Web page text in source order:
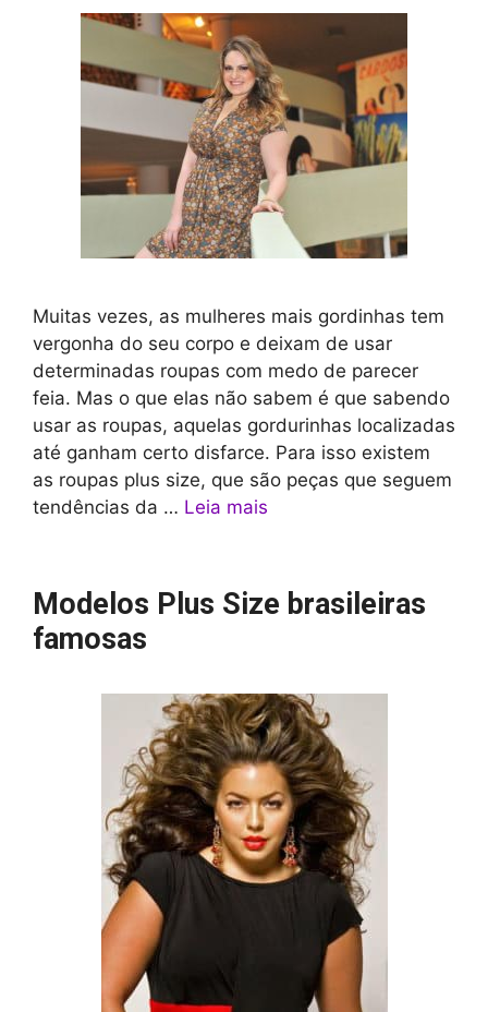
Muitas vezes, as mulheres mais gordinhas tem
vergonha do seu corpo e deixam de usar
determinadas roupas com medo de parecer
feia. Mas o que elas não sabem é que sabendo
usar as roupas, aquelas gordurinhas localizadas
até ganham certo disfarce. Para isso existem
as roupas plus size, que são peças que seguem
tendências da … Leia mais
Modelos Plus Size brasileiras
famosas